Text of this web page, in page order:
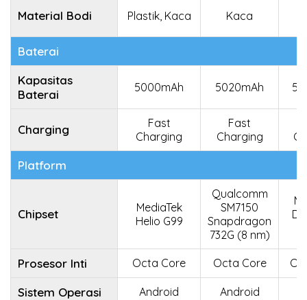
Material Bodi Plastik, Kaca Kaca
Baterai
Kapasitas
Baterai
5000mAh 5020mAh
Charging
Fast
Charging
Fast
Charging
Platform
Chipset
MediaTek
Helio G99
Qualcomm
SM7150
Snapdragon
732G (8 nm)
Prosesor Inti Octa Core Octa Core
Sistem Operasi Android Android